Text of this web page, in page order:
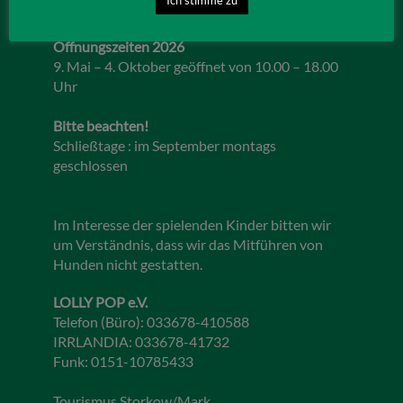
Öffnungszeiten 2026
9. Mai – 4. Oktober geöffnet von 10.00 – 18.00
Uhr
Bitte beachten!
Schließtage : im September montags
geschlossen
Im Interesse der spielenden Kinder bitten wir
um Verständnis, dass wir das Mitführen von
Hunden nicht gestatten.
LOLLY POP e.V.
Telefon (Büro): 033678-410588
IRRLANDIA: 033678-41732
Funk: 0151-10785433